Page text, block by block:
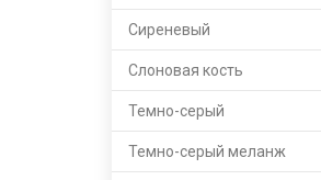
Сиреневый
Слоновая кость
Темно-серый
Темно-серый меланж